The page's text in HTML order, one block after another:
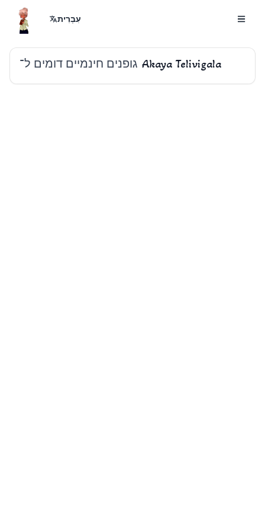
עִבְרִית
גופנים חינמיים דומים ל־ Akaya Telivigala